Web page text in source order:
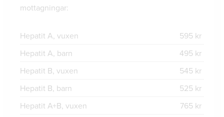
mottagningar:
Hepatit A, vuxen
595 kr
Hepatit A, barn
495 kr
Hepatit B, vuxen
545 kr
Hepatit B, barn
525 kr
Hepatit A+B, vuxen
765 kr